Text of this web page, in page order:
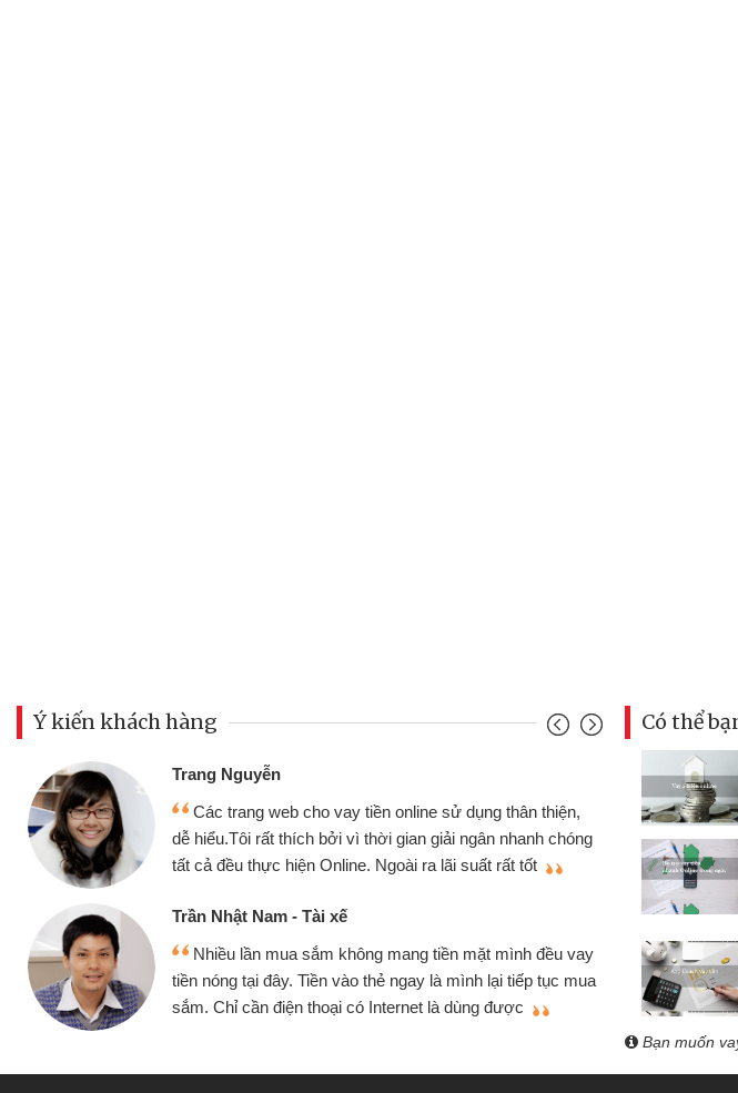
Ý kiến khách hàng
dụng thân thiện,
nhanh chóng
suất rất tốt
mặt mình đều vay
lại tiếp tục mua
được
Mình cần tiền gấp nên định cầm cố chiếc xe wave
nhưng thật may đã có gói vay tiền bằng CMND online
không cần gặp mặt nên rất tiện lợi, sẽ giới thiệu cho bạn
Tôi kinh doanh buôn bán nhỏ lẻ nhiều lúc cần vốn nhập
hàng, nhờ biết đến website qua bạn bè giới thiệu tôi đã giải
quyết được công việc của mình nhanh chóng
Có thể
Bạn muốn